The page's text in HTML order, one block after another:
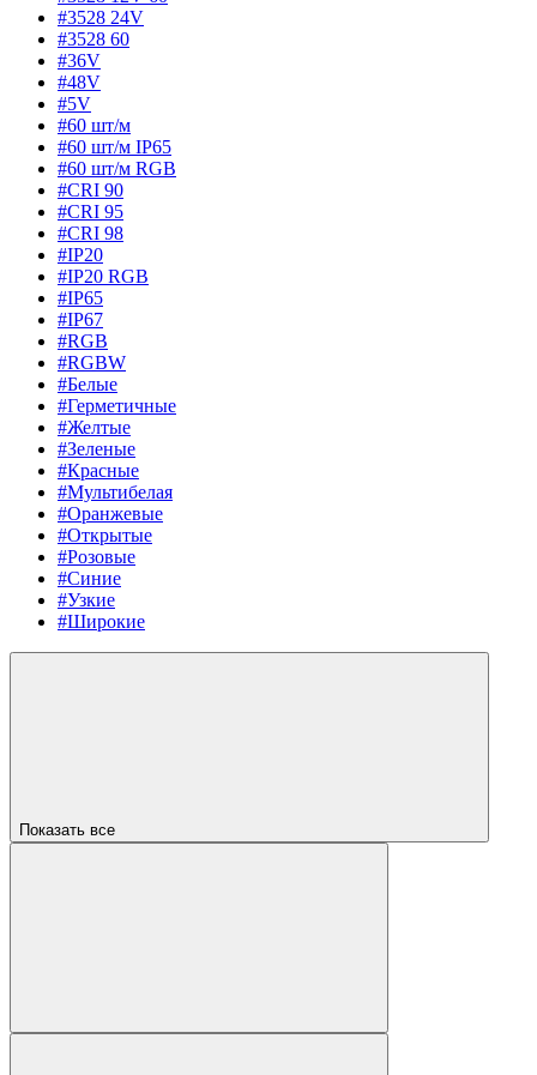
#3528 24V
#3528 60
#36V
#48V
#5V
#60 шт/м
#60 шт/м IP65
#60 шт/м RGB
#CRI 90
#CRI 95
#CRI 98
#IP20
#IP20 RGB
#IP65
#IP67
#RGB
#RGBW
#Белые
#Герметичные
#Желтые
#Зеленые
#Красные
#Мультибелая
#Оранжевые
#Открытые
#Розовые
#Синие
#Узкие
#Широкие
Показать все